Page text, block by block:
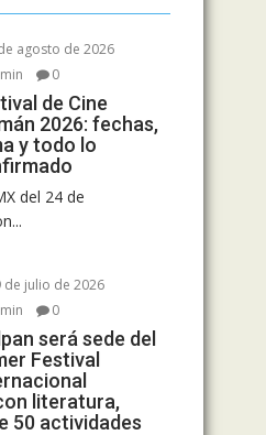
agosto de 2026
0
de Cine
2026: fechas,
y todo lo
del 24 de
de julio de 2026
0
será sede del
Festival
literatura,
50 actividades